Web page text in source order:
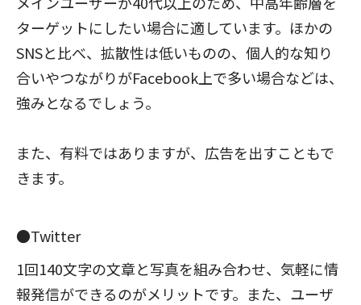
ターゲットにしたい場合に適しています。ほかの
SNSと比べ、拡散性は低いものの、個人的な知り
合いやつながりがFacebook上で多い場合などは、
強みとなるでしょう。
また、有料ではありますが、広告を出すこともで
きます。
●Twitter
1回140文字の文章と写真を組み合わせ、気軽に情
報発信ができるのがメリットです。また、ユーザ